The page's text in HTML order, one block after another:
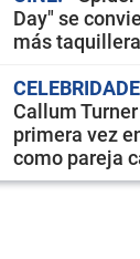
Day" se
más
Callum
primera vez
como pareja